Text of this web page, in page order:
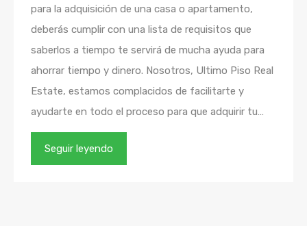
para la adquisición de una casa o apartamento,
deberás cumplir con una lista de requisitos que
saberlos a tiempo te servirá de mucha ayuda para
ahorrar tiempo y dinero. Nosotros, Ultimo Piso Real
Estate, estamos complacidos de facilitarte y
ayudarte en todo el proceso para que adquirir tu…
Seguir leyendo